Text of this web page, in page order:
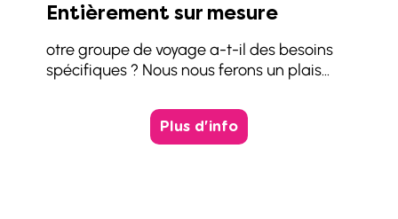
otre groupe de voyage a-t-il des besoins
spécifiques ? Nous nous ferons un plais...
Entièrement sur mesure
Plus d'info